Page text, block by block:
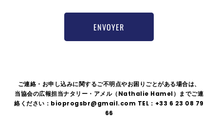
ENVOYER
ご連絡・お申し込みに関するご不明点やお困りごとがある場合は、
当協会の広報担当ナタリー・アメル（Nathalie Hamel）までご連
絡ください：bioprogsbr@gmail.com TEL：+33 6 23 08 79
66